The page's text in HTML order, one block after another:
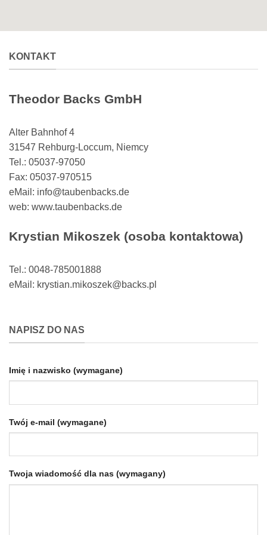
KONTAKT
Theodor Backs GmbH
Alter Bahnhof 4
31547 Rehburg-Loccum, Niemcy
Tel.: 05037-97050
Fax: 05037-970515
eMail: info@taubenbacks.de
web: www.taubenbacks.de
Krystian Mikoszek (osoba kontaktowa)
Tel.: 0048-785001888
eMail: krystian.mikoszek@backs.pl
NAPISZ DO NAS
Imię i nazwisko (wymagane)
Twój e-mail (wymagane)
Twoja wiadomość dla nas (wymagany)